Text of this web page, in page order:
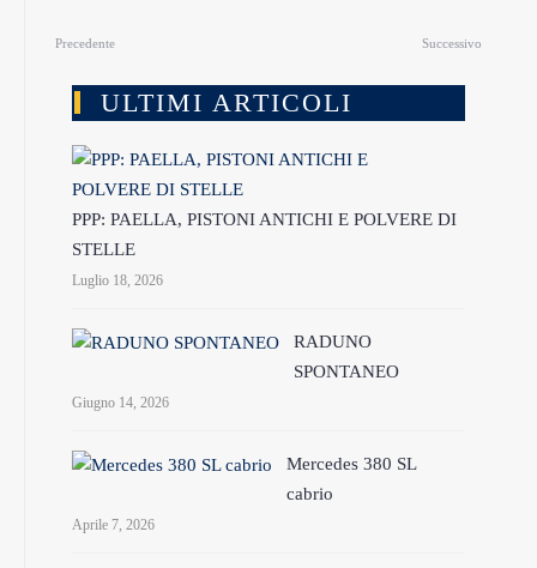
Precedente Successivo
ULTIMI ARTICOLI
PPP: PAELLA, PISTONI ANTICHI E POLVERE DI
STELLE
Luglio 18, 2026
RADUNO
SPONTANEO
Giugno 14, 2026
Mercedes 380 SL
cabrio
Aprile 7, 2026